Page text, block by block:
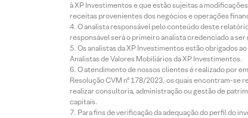
à XP Investimentos e que estão sujeitas a
receitas provenientes dos negócios e operações
O analista responsável pelo conteúdo deste
responsável será o primeiro analista credenciado a
Os analistas da XP Investimentos estão obrigados
Analistas de Valores Mobiliários da XP Investimentos.
O atendimento de nossos clientes é realizado por
Resolução CVM nº 178/2023, os quais encontram-se
realizar consultoria, administração ou gestão de
capitais.
Para fins de verificação da adequação do perfil do